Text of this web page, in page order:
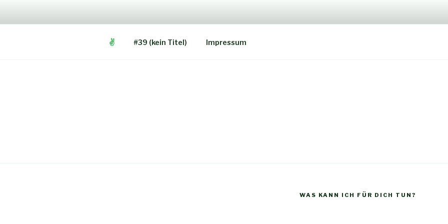
✌️ #39 (kein Titel) Impressum
WAS KANN ICH FÜR DICH TUN?